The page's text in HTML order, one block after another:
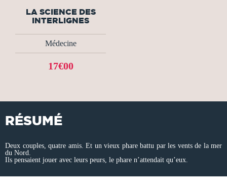
LA SCIENCE DES
INTERLIGNES
Médecine
17€00
RÉSUMÉ
Deux couples, quatre amis. Et un vieux phare battu par les vents de la mer
du Nord.
Ils pensaient jouer avec leurs peurs, le phare n’attendait qu’eux.